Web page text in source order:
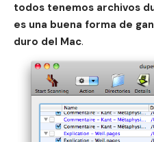
todos tenemos archivos
es una buena forma de
duro del Mac.